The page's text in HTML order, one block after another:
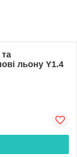
льону Y1.4